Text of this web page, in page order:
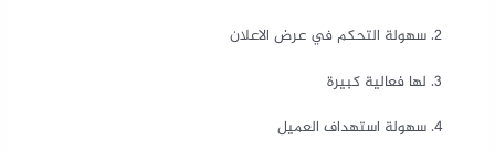
سهولة التحكم في عرض الاعلان
لها فعالية كبيرة
سهولة استهداف العميل